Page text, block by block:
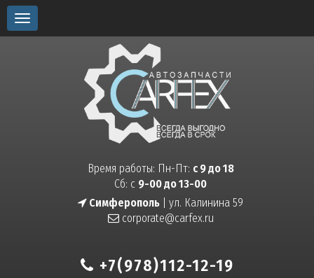
Toggle
navigation
Время работы: Пн-Пт: с 9 до 18
Сб: с 9-00 до 13-00
Симферополь | ул. Калинина 59
corporate@carfex.ru
+7(978)112-12-19